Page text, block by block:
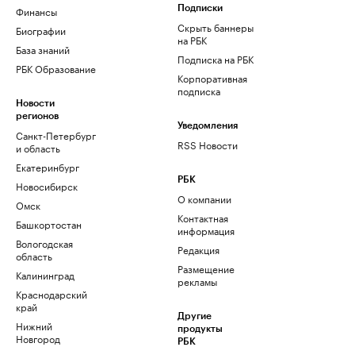
Финансы
Биографии
База знаний
РБК Образование
Новости
регионов
Санкт-Петербург
и область
Екатеринбург
Новосибирск
Омск
Башкортостан
Вологодская
область
Калининград
Краснодарский
край
Нижний
Новгород
Подписки
Скрыть баннеры
на РБК
Подписка на РБК
Корпоративная
подписка
Уведомления
RSS Новости
РБК
О компании
Контактная
информация
Редакция
Размещение
рекламы
Другие
продукты
РБК